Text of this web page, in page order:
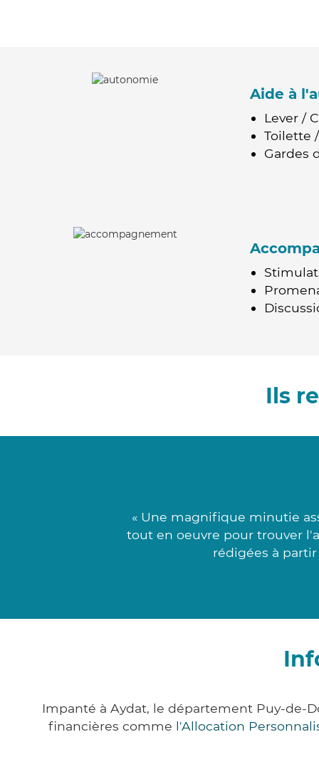
Aide à
Lever /
Toilette
Gardes
Ils
« Une magnifique minutie
tout en oeuvre pour trouver
rédigées à
Impanté à Aydat, le département Puy-de-
financières comme l'Allocation